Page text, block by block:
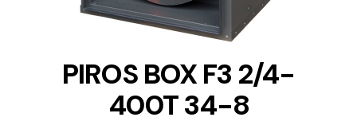
PIROS BOX F3 2/4-
400T 34-8